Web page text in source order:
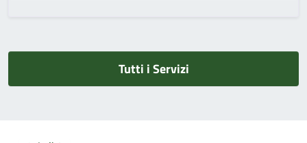
Tutti i Servizi